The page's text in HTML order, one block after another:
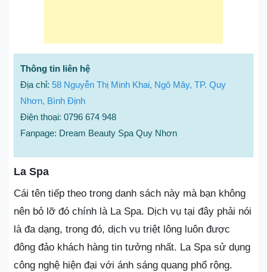
Thông tin liên hệ
Địa chỉ: 58 Nguyễn Thị Minh Khai, Ngô Mây, TP. Quy
Nhơn, Bình Định
Điện thoại: 0796 674 948
Fanpage: Dream Beauty Spa Quy Nhơn
La Spa
Cái tên tiếp theo trong danh sách này mà bạn không
nên bỏ lỡ đó chính là La Spa. Dịch vụ tại đây phải nói
là đa dạng, trong đó, dịch vụ triệt lông luôn được
đông đảo khách hàng tin tưởng nhất. La Spa sử dụng
công nghệ hiện đại với ánh sáng quang phổ rộng.